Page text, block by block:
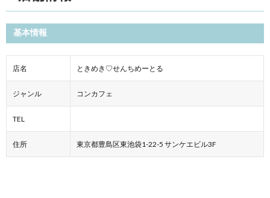
基本情報
店名 ときめき♡せんちめーとる
ジャンル コンカフェ
TEL
住所 東京都豊島区東池袋1-22-5 サンケエビル3F